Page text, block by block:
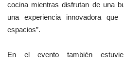
cocina mientras disfrutan de una
una experiencia innovadora
espacios”.
En el evento también